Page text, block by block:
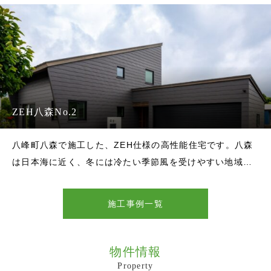
部は必要な場所に絞り、
ZEH八森No.2
八峰町八森で施工した、ZEH仕様の高性能住宅です。八森
は日本海に近く、冬には冷たい季節風を受けやすい地域で
施工事例一覧
物件情報
Property